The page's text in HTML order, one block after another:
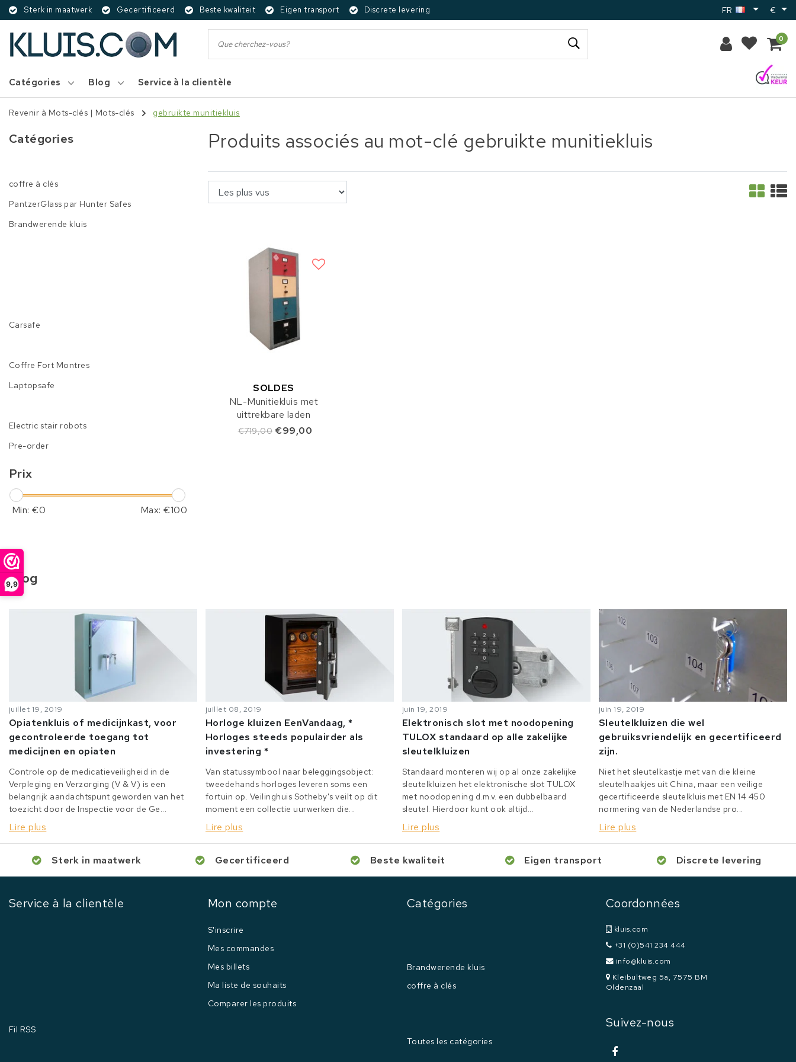
9,9
Sterk in maatwerk Gecertificeerd Beste kwaliteit Eigen transport Discrete levering FR €
0
Catégories Blog Service à la clientèle
Revenir à Mots-clés | Mots-clés gebruikte munitiekluis
Catégories
coffre à clés
PantzerGlass par Hunter Safes
Brandwerende kluis
Carsafe
Coffre Fort Montres
Laptopsafe
Electric stair robots
Pre-order
Prix
Min: €0 Max: €100
Produits associés au mot-clé gebruikte munitiekluis
SOLDES
NL-Munitiekluis met
uittrekbare laden
€719,00 €99,00
Blog
juillet 19, 2019
Opiatenkluis of medicijnkast, voor
gecontroleerde toegang tot
medicijnen en opiaten
Controle op de medicatieveiligheid in de
Verpleging en Verzorging (V & V) is een
belangrijk aandachtspunt geworden van het
toezicht door de Inspectie voor de Ge...
Lire plus
juillet 08, 2019
Horloge kluizen EenVandaag, *
Horloges steeds populairder als
investering *
Van statussymbool naar beleggingsobject:
tweedehands horloges leveren soms een
fortuin op. Veilinghuis Sotheby's veilt op dit
moment een collectie uurwerken die...
Lire plus
juin 19, 2019
Elektronisch slot met noodopening
TULOX standaard op alle zakelijke
sleutelkluizen
Standaard monteren wij op al onze zakelijke
sleutelkluizen het elektronische slot TULOX
met noodopening d.m.v. een dubbelbaard
sleutel. Hierdoor kunt ook altijd...
Lire plus
juin 19, 2019
Sleutelkluizen die wel
gebruiksvriendelijk en gecertificeerd
zijn.
Niet het sleutelkastje met van die kleine
sleutelhaakjes uit China, maar een veilige
gecertificeerde sleutelkluis met EN 14 450
normering van de Nederlandse pro...
Lire plus
Sterk in maatwerk Gecertificeerd Beste kwaliteit Eigen transport Discrete levering
Service à la clientèle
Fil RSS
Mon compte
S'inscrire
Mes commandes
Mes billets
Ma liste de souhaits
Comparer les produits
Catégories
Brandwerende kluis
coffre à clés
Toutes les catégories
Coordonnées
kluis.com
+31 (0)541 234 444
info@kluis.com
Kleibultweg 5a, 7575 BM
Oldenzaal
Suivez-nous